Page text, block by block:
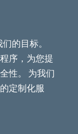
的目标。
序，为您提
性。 为我们
定制化服